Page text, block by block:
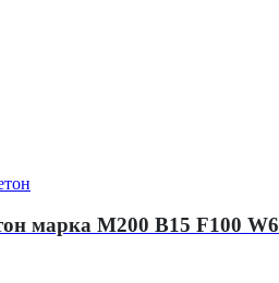
марка М200 B15 F100 W6